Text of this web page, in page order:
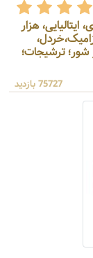
هزار
بالزامیک،خردل،
زیتون؛ خیار شور؛ ترشیجات؛
75727 بازدید